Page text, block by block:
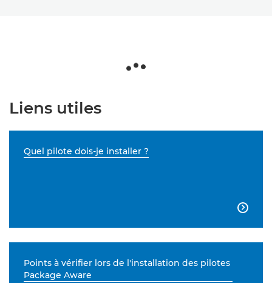
Liens utiles
Quel pilote dois-je installer ?

Points à vérifier lors de l'installation des pilotes
Package Aware